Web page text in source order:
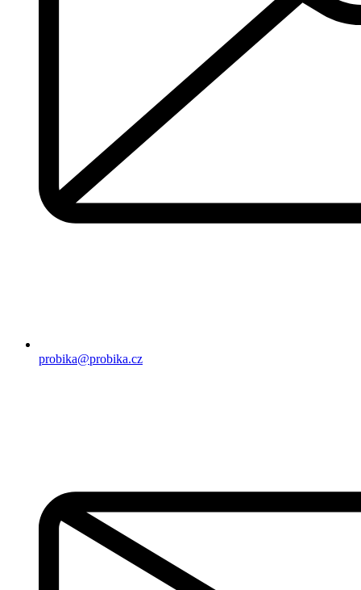
probika@probika.cz